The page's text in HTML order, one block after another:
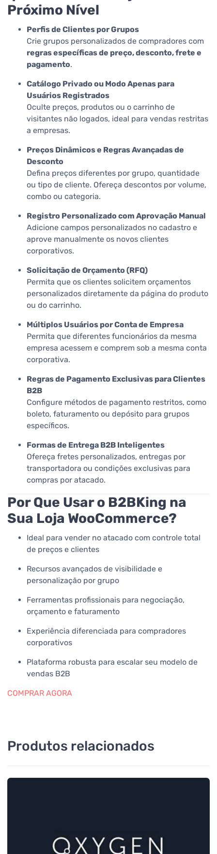
Próximo Nível
Perfis de Clientes por Grupos
Crie grupos personalizados de compradores com
regras específicas de preço, desconto, frete e
pagamento.
Catálogo Privado ou Modo Apenas para
Usuários Registrados
Oculte preços, produtos ou o carrinho de
visitantes não logados, ideal para vendas restritas
a empresas.
Preços Dinâmicos e Regras Avançadas de
Desconto
Defina preços diferentes por grupo, quantidade
ou tipo de cliente. Ofereça descontos por volume,
combo ou categoria.
Registro Personalizado com Aprovação Manual
Adicione campos personalizados no cadastro e
aprove manualmente os novos clientes
corporativos.
Solicitação de Orçamento (RFQ)
Permita que os clientes solicitem orçamentos
personalizados diretamente da página do produto
ou do carrinho.
Múltiplos Usuários por Conta de Empresa
Permita que diferentes funcionários da mesma
empresa acessem e comprem sob a mesma conta
corporativa.
Regras de Pagamento Exclusivas para Clientes
B2B
Configure métodos de pagamento restritos, como
boleto, faturamento ou depósito para grupos
específicos.
Formas de Entrega B2B Inteligentes
Ofereça fretes personalizados, entregas por
transportadora ou condições exclusivas para
compras por atacado.
Por Que Usar o B2BKing na
Sua Loja WooCommerce?
Ideal para vender no atacado com controle total
de preços e clientes
Recursos avançados de visibilidade e
personalização por grupo
Ferramentas profissionais para negociação,
orçamento e faturamento
Experiência diferenciada para compradores
corporativos
Plataforma robusta para escalar seu modelo de
vendas B2B
COMPRAR AGORA
Produtos relacionados